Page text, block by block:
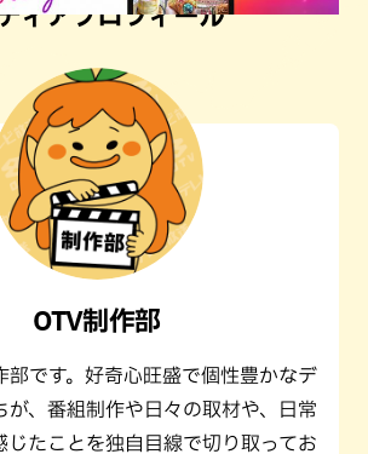
ィアプロフィール
OTV制作部
部です。好奇心旺盛で個性豊かなデ
が、番組制作や日々の取材や、日常
じたことを独自目線で切り取ってお